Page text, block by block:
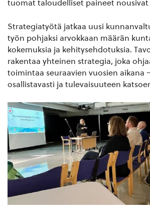
tuomat taloudelliset paineet nousivat
Strategiatyötä jatkaa uusi
työn pohjaksi arvokkaan määrän
kokemuksia ja kehitysehdotuksia.
rakentaa yhteinen strategia, joka
toimintaa seuraavien vuosien aikana
osallistavasti ja tulevaisuuteen